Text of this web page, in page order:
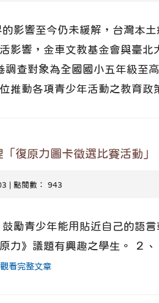
影響至今仍未緩解，台灣本
影響，金車文教基金會與臺
調查對象為全國國小五年級至
推動各項青少年活動之教育政
復原力圖卡徵選比賽活動」
| 點閱數： 943
勵青少年能用貼近自己的語
力》議題有興趣之學生。 ２
看完整文章